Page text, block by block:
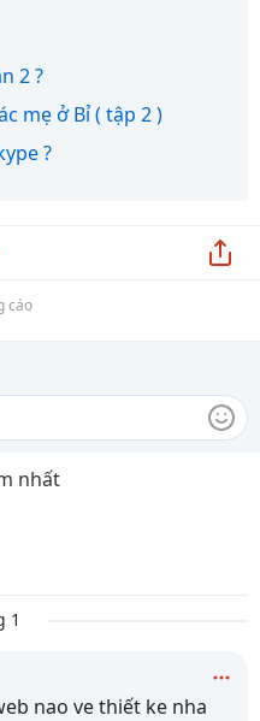
2 ?
mẹ ở Bỉ ( tập 2 )
?
cáo
nhất
1
nao ve thiết ke nha